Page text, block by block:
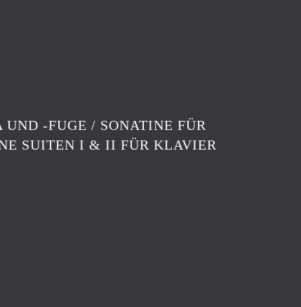
UND -FUGE / SONATINE FÜR
SUITEN I & II FÜR KLAVIER